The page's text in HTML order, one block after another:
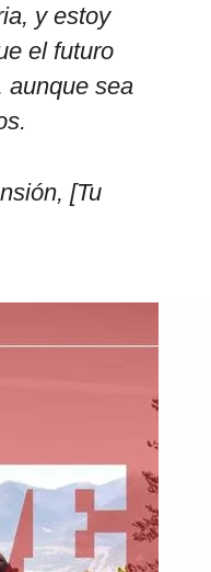
y estoy
el futuro
aunque sea
[Tu